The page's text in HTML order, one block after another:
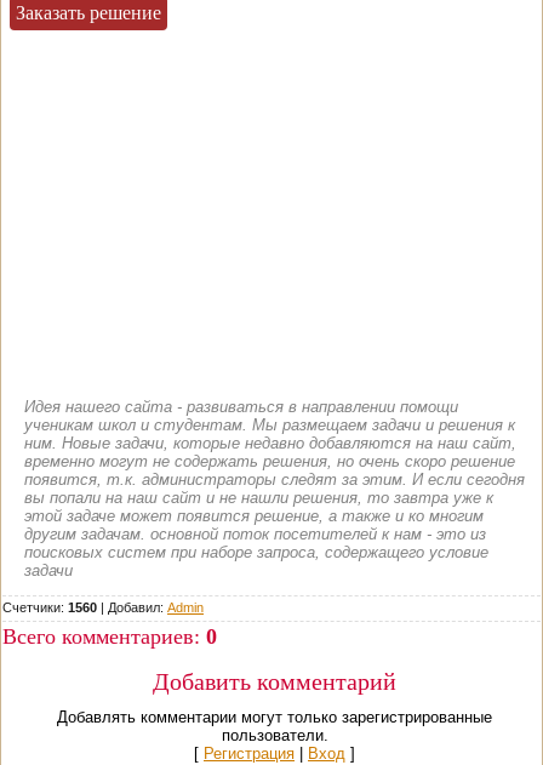
Заказать решение
Идея нашего сайта - развиваться в направлении помощи
ученикам школ и студентам. Мы размещаем задачи и решения к
ним. Новые задачи, которые недавно добавляются на наш сайт,
временно могут не содержать решения, но очень скоро решение
появится, т.к. администраторы следят за этим. И если сегодня
вы попали на наш сайт и не нашли решения, то завтра уже к
этой задаче может появится решение, а также и ко многим
другим задачам. основной поток посетителей к нам - это из
поисковых систем при наборе запроса, содержащего условие
задачи
Счетчики: 1560 | Добавил: Admin
Всего комментариев: 0
Добавить комментарий
Добавлять комментарии могут только зарегистрированные
пользователи.
[ Регистрация Вход ]